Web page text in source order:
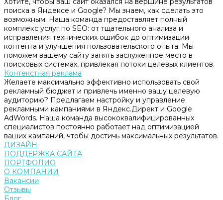
поиска в Яндексе и Google? Мы знаем, как сделать это
возможным. Наша команда предоставляет полный
комплекс услуг по SEO: от тщательного анализа и
исправления технических ошибок до оптимизации
контента и улучшения пользовательского опыта. Мы
поможем вашему сайту занять заслуженное место в
поисковых системах, привлекая потоки целевых клиентов.
Контекстная реклама
Желаете максимально эффективно использовать свой
рекламный бюджет и привлечь именно вашу целевую
аудиторию? Предлагаем настройку и управление
рекламными кампаниями в Яндекс.Директ и Google
AdWords. Наша команда высококвалифицированных
специалистов постоянно работает над оптимизацией
ваших кампаний, чтобы достичь максимальных результатов.
ДИЗАЙН
ПОДДЕРЖКА САЙТА
ПОРТФОЛИО
О КОМПАНИИ
Вакансии
Отзывы